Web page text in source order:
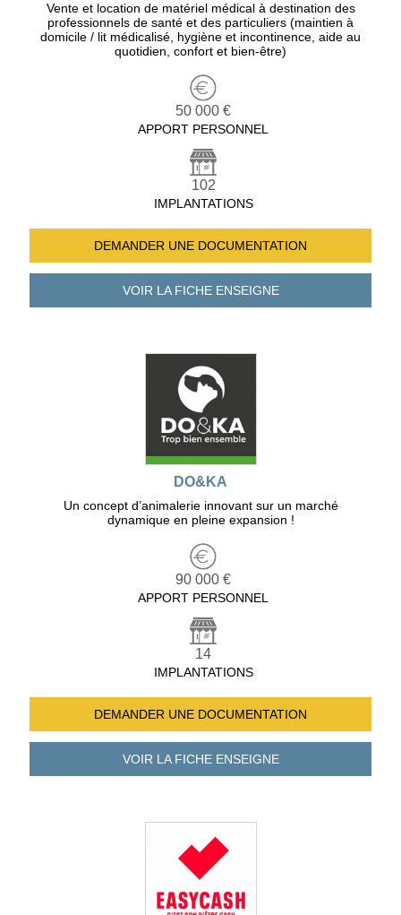
Vente et location de matériel médical à destination des
professionnels de santé et des particuliers (maintien à
domicile / lit médicalisé, hygiène et incontinence, aide au
quotidien, confort et bien-être)
50 000 €
APPORT PERSONNEL
102
IMPLANTATIONS
DEMANDER UNE DOCUMENTATION
VOIR LA FICHEENSEIGNE
DO&KA
Un concept d’animalerie innovant sur un marché
dynamique en pleine expansion !
90 000 €
APPORT PERSONNEL
14
IMPLANTATIONS
DEMANDER UNE DOCUMENTATION
VOIR LA FICHEENSEIGNE